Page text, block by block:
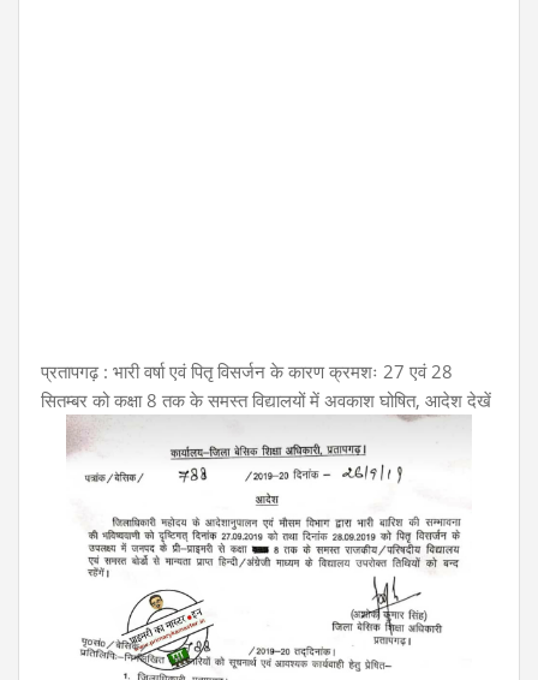
प्रतापगढ़ : भारी वर्षा एवं पितृ विसर्जन के कारण क्रमशः 27 एवं 28
सितम्बर को कक्षा 8 तक के समस्त विद्यालयों में अवकाश घोषित, आदेश देखें